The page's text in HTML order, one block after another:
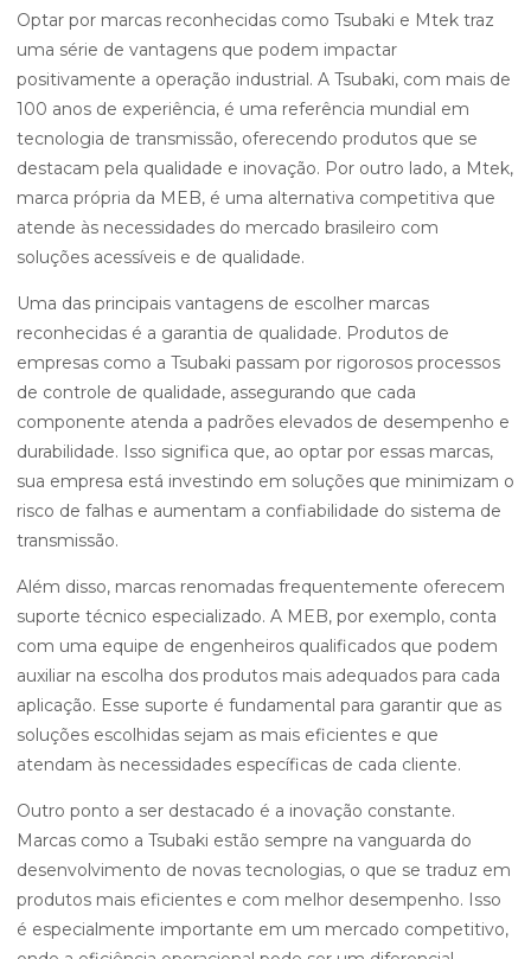
Optar por marcas reconhecidas como Tsubaki e Mtek traz
uma série de vantagens que podem impactar
positivamente a operação industrial. A Tsubaki, com mais de
100 anos de experiência, é uma referência mundial em
tecnologia de transmissão, oferecendo produtos que se
destacam pela qualidade e inovação. Por outro lado, a Mtek,
marca própria da MEB, é uma alternativa competitiva que
atende às necessidades do mercado brasileiro com
soluções acessíveis e de qualidade.
Uma das principais vantagens de escolher marcas
reconhecidas é a garantia de qualidade. Produtos de
empresas como a Tsubaki passam por rigorosos processos
de controle de qualidade, assegurando que cada
componente atenda a padrões elevados de desempenho e
durabilidade. Isso significa que, ao optar por essas marcas,
sua empresa está investindo em soluções que minimizam o
risco de falhas e aumentam a confiabilidade do sistema de
transmissão.
Além disso, marcas renomadas frequentemente oferecem
suporte técnico especializado. A MEB, por exemplo, conta
com uma equipe de engenheiros qualificados que podem
auxiliar na escolha dos produtos mais adequados para cada
aplicação. Esse suporte é fundamental para garantir que as
soluções escolhidas sejam as mais eficientes e que
atendam às necessidades específicas de cada cliente.
Outro ponto a ser destacado é a inovação constante.
Marcas como a Tsubaki estão sempre na vanguarda do
desenvolvimento de novas tecnologias, o que se traduz em
produtos mais eficientes e com melhor desempenho. Isso
é especialmente importante em um mercado competitivo,